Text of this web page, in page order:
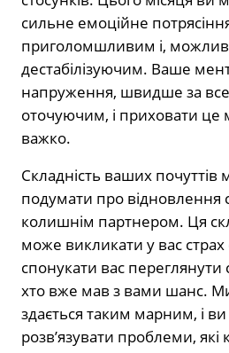
сильне емоційне
приголомшливим і,
дестабілізуючим. Ваше
напруження, швидше за
оточуючим, і приховати це
важко.
Складність ваших
подумати про відновлення
колишнім партнером. Ця
може викликати у вас страх
спонукати вас переглянути
хто вже мав з вами шанс.
здається таким марним, і
розв’язувати проблеми,